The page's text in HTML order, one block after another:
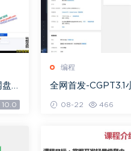
盘
10.0
编程
全网首发-CGPT3.1
08-22 466